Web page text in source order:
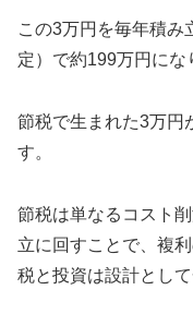
この3万円を毎年積み
定）で約199万円にな
節税で生まれた3万円
す。
節税は単なるコスト
立に回すことで、複
税と投資は設計として